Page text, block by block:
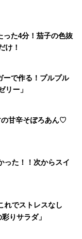
った4分！茄子の色抜
け！
ーで作る！プルプル
リー」
甘辛そぼろあん♡
った！！次からスイ
れでストレスなし
りサラダ」